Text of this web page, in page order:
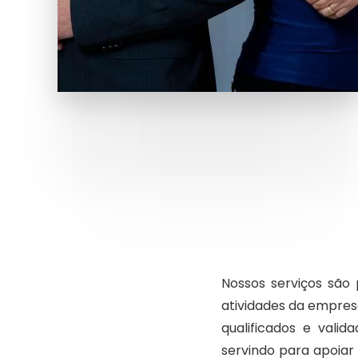
Nossos serviços
atividades da
qualificados e
servindo para